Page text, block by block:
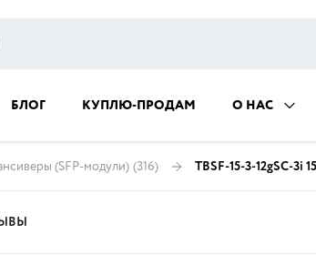
БЛОГ КУПЛЮ-ПРОДАМ О НАС
(SFP-модули) (316) TBSF-15-3-12gSC-3i